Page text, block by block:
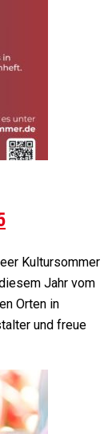
Kultursommer
Jahr vom
Orten in
und freue